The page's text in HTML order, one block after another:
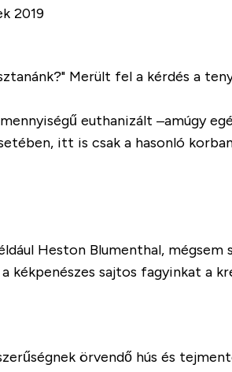
Merült fel a kérdés a
euthanizált –amúgy
itt is csak a hasonló
Heston Blumenthal, mégsem
kékpenészes sajtos fagyinkat a
örvendő hús és